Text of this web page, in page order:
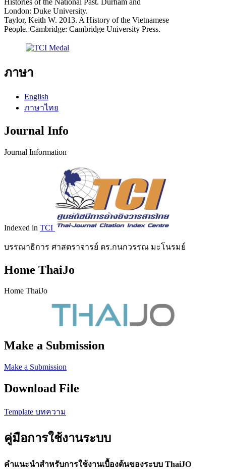
London: Duke University.
Taylor, Keith W. 2013. A History of the Vietnamese
People. Cambridge: Cambridge University Press.
ภาษา
English
ภาษาไทย
Journal Info
Journal Information
Indexed in TCI
บรรณาธิการ ศาสตราจารย์ ดร.กนกวรรณ มะโนรมย์
Home ThaiJo
Home ThaiJo
Make a Submission
Make a Submission
Download File
Template บทความ
คู่มือการใช้งานระบบ
คำแนะนำสำหรับการใช้งานเบื้องต้นของระบบ ThaiJO